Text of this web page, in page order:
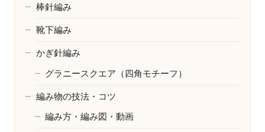
棒針編み
靴下編み
かぎ針編み
グラニースクエア（四角モチーフ）
編み物の技法・コツ
編み方・編み図・動画